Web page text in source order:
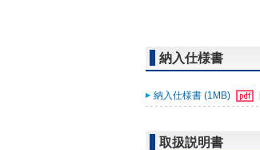
納入仕様書
納入仕様書 (1MB)
取扱説明書